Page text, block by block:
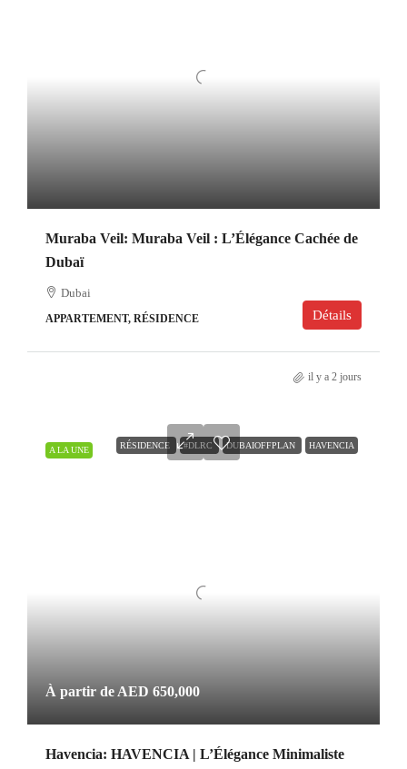
Muraba Veil: Muraba Veil : L’Élégance Cachée de
Dubaï
Dubai
APPARTEMENT, RÉSIDENCE Détails
il y a 2 jours
A LA UNE RÉSIDENCE #DLRC DUBAIOFFPLAN HAVENCIA
À partir de AED 650,000
Havencia: HAVENCIA | L’Élégance Minimaliste